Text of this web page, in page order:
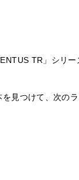
TR」シリ
見つけて、次の